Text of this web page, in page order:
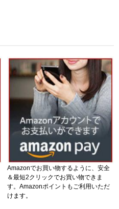
Amazonでお買い物するように、安全
＆最短2クリックでお買い物できま
す。Amazonポイントもご利用いただ
けます。